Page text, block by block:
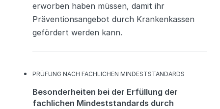
erworben haben müssen, damit ihr
Präventionsangebot durch Krankenkassen
gefördert werden kann.
K
T
E
PRÜFUNG NACH FACHLICHEN MINDESTSTANDARDS
Besonderheiten bei der Erfüllung der
fachlichen Mindeststandards durch